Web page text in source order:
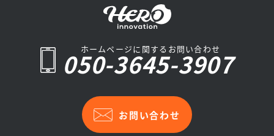
ホームページに関するお問い合わせ
050-3645-3907
お問い合わせ